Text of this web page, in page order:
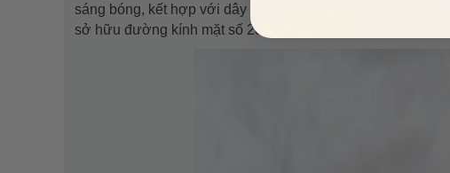
sáng bóng, kết hợp với dây da mềm mại màu xanh navy
sở hữu đường kính mặt số 28mm, độ dày vỏ 7mm.